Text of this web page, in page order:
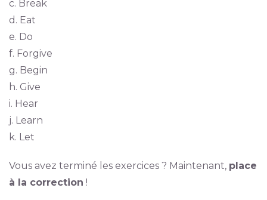
c. Break
d. Eat
e. Do
f. Forgive
g. Begin
h. Give
i. Hear
j. Learn
k. Let
Vous avez terminé les exercices ? Maintenant, place
à la correction !